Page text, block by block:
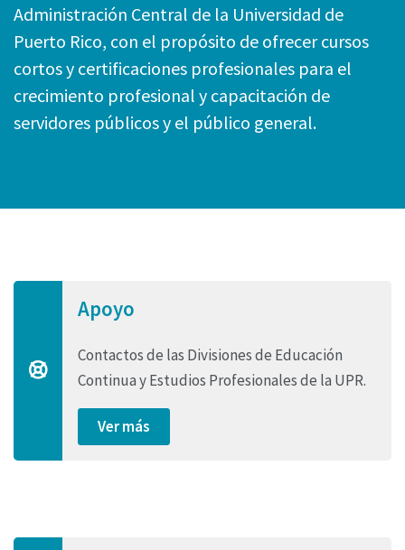
Administración Central de la Universidad de
Puerto Rico, con el propósito de ofrecer cursos
cortos y certificaciones profesionales para el
crecimiento profesional y capacitación de
servidores públicos y el público general.
Apoyo
Contactos de las Divisiones de Educación
Continua y Estudios Profesionales de la UPR.
Ver más